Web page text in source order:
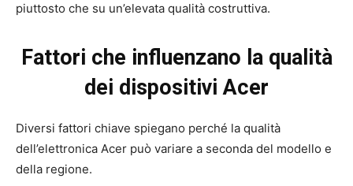
piuttosto che su un’elevata qualità costruttiva.
Fattori che influenzano la qualità
dei dispositivi Acer
Diversi fattori chiave spiegano perché la qualità
dell’elettronica Acer può variare a seconda del modello e
della regione.